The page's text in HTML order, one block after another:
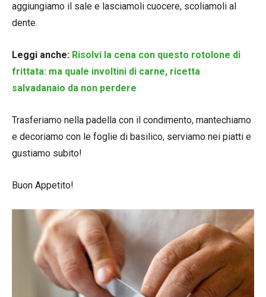
aggiungiamo il sale e lasciamoli cuocere, scoliamoli al
dente.
Leggi anche: Risolvi la cena con questo rotolone di
frittata: ma quale involtini di carne, ricetta
salvadanaio da non perdere
Trasferiamo nella padella con il condimento, mantechiamo
e decoriamo con le foglie di basilico, serviamo nei piatti e
gustiamo subito!
Buon Appetito!